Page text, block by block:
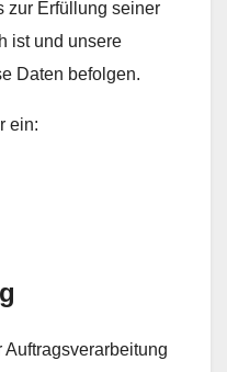
zur Erfüllung seiner
ist und unsere
Daten befolgen.
ein: